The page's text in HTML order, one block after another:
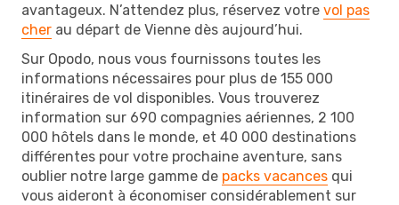
avantageux. N’attendez plus, réservez votre vol pas
cher au départ de Vienne dès aujourd’hui.
Sur Opodo, nous vous fournissons toutes les
informations nécessaires pour plus de 155 000
itinéraires de vol disponibles. Vous trouverez
information sur 690 compagnies aériennes, 2 100
000 hôtels dans le monde, et 40 000 destinations
différentes pour votre prochaine aventure, sans
oublier notre large gamme de packs vacances qui
vous aideront à économiser considérablement sur